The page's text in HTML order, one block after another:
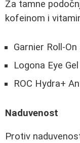
Za tamne
kofeinom i
Garnier Roll-
Logona Eye
ROC Hydra+
Naduvenost
Protiv